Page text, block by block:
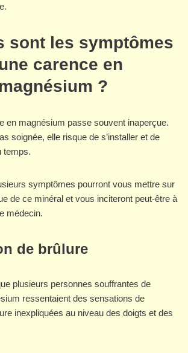
sont les symptômes
carence en
?
en magnésium passe souvent inaperçue.
soignée, elle risque de s’installer et de
temps.
symptômes pourront vous mettre sur
de ce minéral et vous inciteront peut-être à
médecin.
de brûlure
plusieurs personnes souffrantes de
ressentaient des sensations de
inexpliquées au niveau des doigts et des